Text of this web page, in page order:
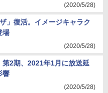
(2020/5/28)
」復活。イメージキャラク
場
(2020/5/28)
第2期、2021年1月に放送延
響
(2020/5/28)